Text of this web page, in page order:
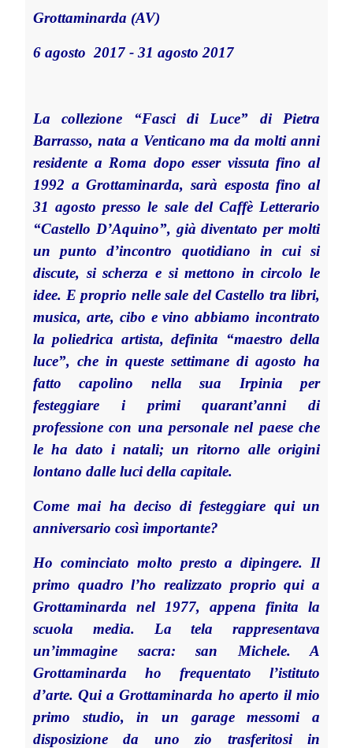
Grottaminarda (AV)
6 agosto 2017 - 31 agosto 2017
La collezione “Fasci di Luce” di Pietra
Barrasso, nata a Venticano ma da molti anni
residente a Roma dopo esser vissuta fino al
1992 a Grottaminarda, sarà esposta fino al
31 agosto presso le sale del Caffè Letterario
“Castello D’Aquino”, già diventato per molti
un punto d’incontro quotidiano in cui si
discute, si scherza e si mettono in circolo le
idee. E proprio nelle sale del Castello tra libri,
musica, arte, cibo e vino abbiamo incontrato
la poliedrica artista, definita “maestro della
luce”, che in queste settimane di agosto ha
fatto capolino nella sua Irpinia per
festeggiare i primi quarant’anni di
professione con una personale nel paese che
le ha dato i natali; un ritorno alle origini
lontano dalle luci della capitale.
Come mai ha deciso di festeggiare qui un
anniversario così importante?
Ho cominciato molto presto a dipingere. Il
primo quadro l’ho realizzato proprio qui a
Grottaminarda nel 1977, appena finita la
scuola media. La tela rappresentava
un’immagine sacra: san Michele. A
Grottaminarda ho frequentato l’istituto
d’arte. Qui a Grottaminarda ho aperto il mio
primo studio, in un garage messomi a
disposizione da uno zio trasferitosi in